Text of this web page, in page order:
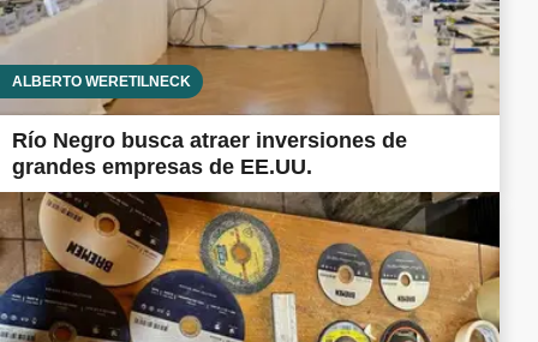
ALBERTO WERETILNECK
Río Negro busca atraer inversiones de
grandes empresas de EE.UU.